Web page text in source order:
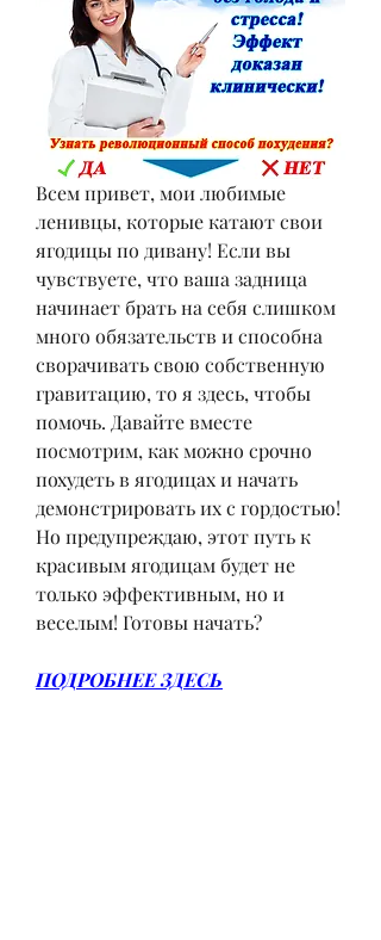
Всем привет, мои любимые
ленивцы, которые катают свои
ягодицы по дивану! Если вы
чувствуете, что ваша задница
начинает брать на себя слишком
много обязательств и способна
сворачивать свою собственную
гравитацию, то я здесь, чтобы
помочь. Давайте вместе
посмотрим, как можно срочно
похудеть в ягодицах и начать
демонстрировать их с гордостью!
Но предупреждаю, этот путь к
красивым ягодицам будет не
только эффективным, но и
веселым! Готовы начать?
ПОДРОБНЕЕ ЗДЕСЬ